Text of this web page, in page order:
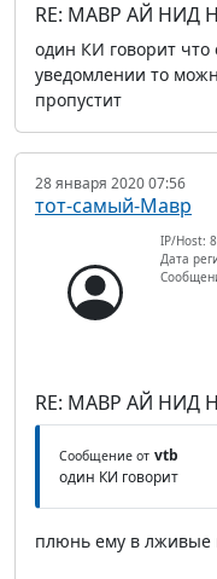
RE: МАВР АЙ НИД
один КИ говорит
уведомлении то
пропустит
28 января 2020 07:56
тот-самый-Мавр
IP/Host:
Дата
RE: МАВР АЙ НИД
Сообщение от vtb
один КИ говорит
плюнь ему в лживые